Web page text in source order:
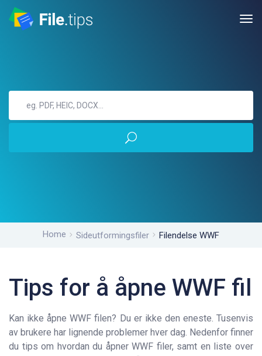
Home Sideutformingsfiler Filendelse WWF
Tips for å åpne WWF fil
Kan ikke åpne WWF filen? Du er ikke den eneste. Tusenvis
av brukere har lignende problemer hver dag. Nedenfor finner
du tips om hvordan du åpner WWF filer, samt en liste over